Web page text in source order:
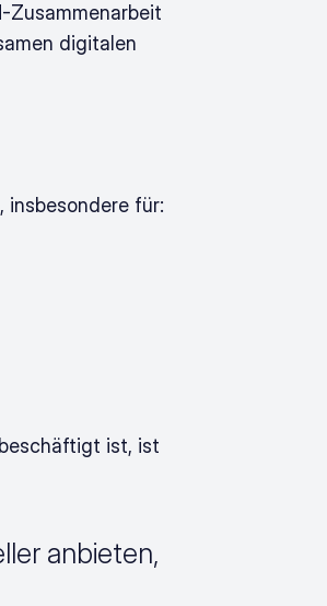
Zusammenarbeit
digitalen
insbesondere für:
ist, ist
anbieten,